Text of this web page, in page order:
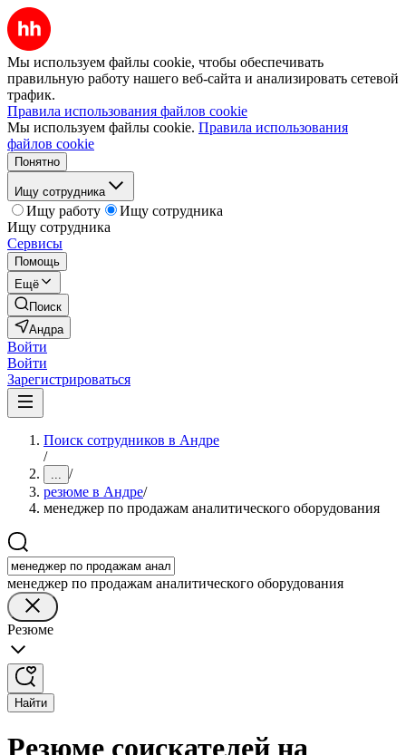
Мы используем файлы cookie, чтобы обеспечивать
правильную работу нашего веб-сайта и анализировать сетевой
трафик.
Правила использования файлов cookie
Мы используем файлы cookie. Правила использования
файлов cookie
Понятно
Ищу сотрудника
Ищу работу
Ищу сотрудника
Ищу сотрудника
Сервисы
Помощь
Ещё
Поиск
Андра
Войти
Войти
Зарегистрироваться
Поиск сотрудников в Андре
/
... /
резюме в Андре/
менеджер по продажам аналитического оборудования
менеджер по продажам аналитического оборудования
Резюме
Найти
Резюме соискателей на